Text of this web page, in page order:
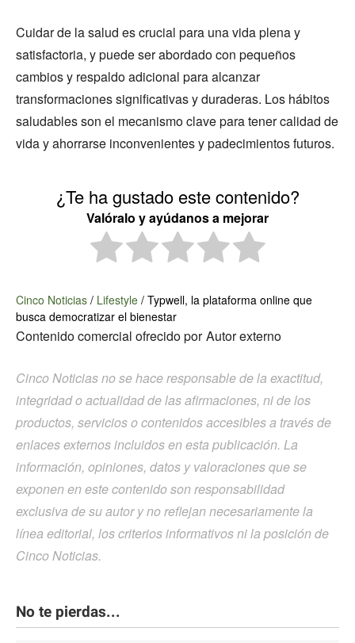
Cuidar de la salud es crucial para una vida plena y
satisfactoria, y puede ser abordado con pequeños
cambios y respaldo adicional para alcanzar
transformaciones significativas y duraderas. Los hábitos
saludables son el mecanismo clave para tener calidad de
vida y ahorrarse inconvenientes y padecimientos futuros.
¿Te ha gustado este contenido?
Valóralo y ayúdanos a mejorar
Cinco Noticias / Lifestyle / Typwell, la plataforma online que
busca democratizar el bienestar
Contenido comercial ofrecido por Autor externo
Cinco Noticias no se hace responsable de la exactitud,
integridad o actualidad de las afirmaciones, ni de los
productos, servicios o contenidos accesibles a través de
enlaces externos incluidos en esta publicación. La
información, opiniones, datos y valoraciones que se
exponen en este contenido son responsabilidad
exclusiva de su autor y no reflejan necesariamente la
línea editorial, los criterios informativos ni la posición de
Cinco Noticias.
No te pierdas...